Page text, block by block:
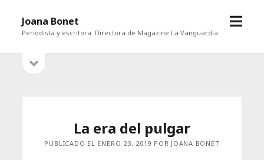
Joana Bonet
Periodista y escritora. Directora de Magazine La Vanguardia
abrir
Barrabarra
La era del pulgar
PUBLICADO EL ENERO 23, 2019 POR JOANA BONET